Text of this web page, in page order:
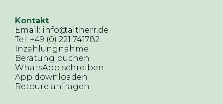
Kontakt
Email: info@altherr.de
Tel: +49 (0) 221 741782
Inzahlungnahme
Beratung buchen
WhatsApp schreiben
App downloaden
Retoure anfragen